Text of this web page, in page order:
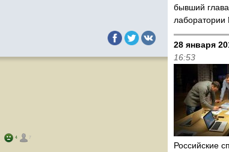
4 7
бывший
28 января
16:53
Российские